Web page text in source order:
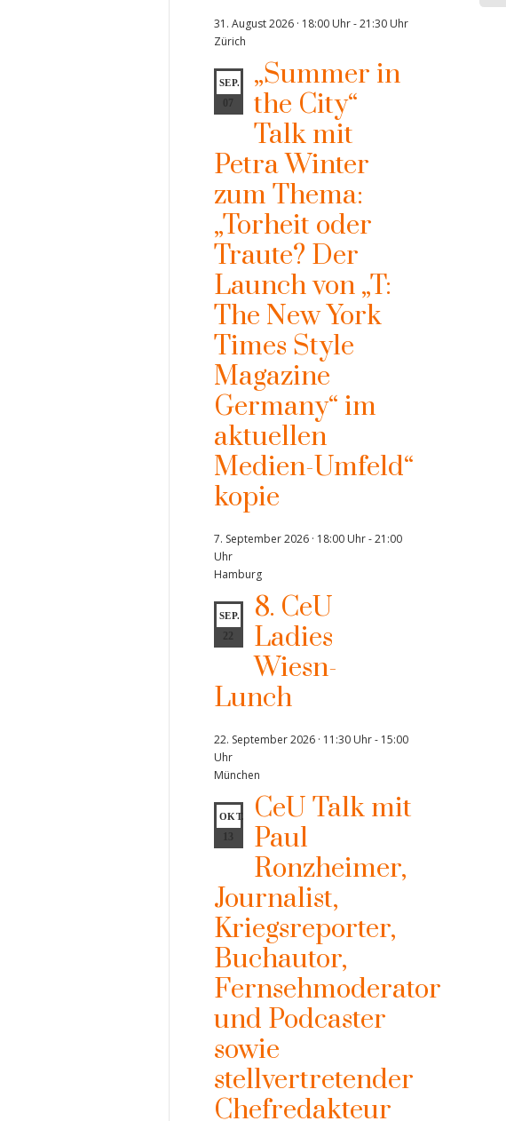
31. August 2026 · 18:00 Uhr-21:30 Uhr
Zürich
SEP.
07
„Summer in
the City“
Talk mit
Petra Winter
zum Thema:
„Torheit oder
Traute? Der
Launch von „T:
The New York
Times Style
Magazine
Germany“ im
aktuellen
Medien-Umfeld“
kopie
7. September 2026 · 18:00 Uhr-21:00
Uhr
Hamburg
SEP.
22
8. CeU
Ladies
Wiesn-
Lunch
22. September 2026 · 11:30 Uhr- 15:00
Uhr
München
OKT.
CeU Talk mit
Paul
Ronzheimer,
Journalist,
Kriegsreporter,
Buchautor,
Fernsehmoderator
und Podcaster
sowie
stellvertretender
Chefredakteur